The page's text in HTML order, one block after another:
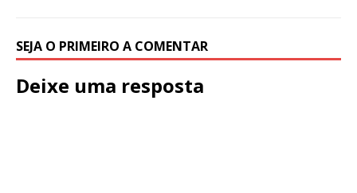
SEJA O PRIMEIRO A COMENTAR
Deixe uma resposta